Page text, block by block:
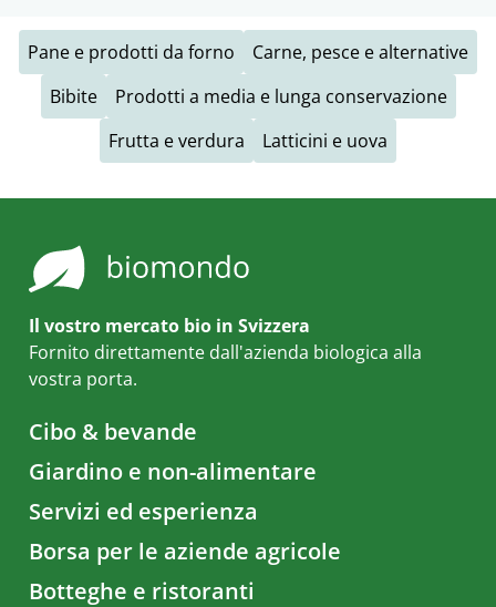
Pane e prodotti da forno
Carne, pesce e alternative
Bibite
Prodotti a media e lunga conservazione
Frutta e verdura
Latticini e uova
Il vostro mercato bio in Svizzera
Fornito direttamente dall'azienda biologica alla
vostra porta.
Cibo & bevande
Giardino e non-alimentare
Servizi ed esperienza
Borsa per le aziende agricole
Botteghe e ristoranti